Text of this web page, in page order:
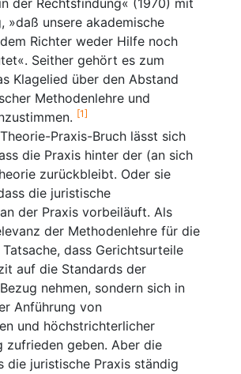
der Rechtsfindung« (1970) mit
»daß unsere akademische
Richter weder Hilfe noch
Seither gehört es zum
Klagelied über den Abstand
Methodenlehre und
[1]
Praxis-Bruch lässt sich
die Praxis hinter der (an sich
zurückbleibt. Oder sie
die juristische
der Praxis vorbeiläuft. Als
der Methodenlehre für die
dass Gerichtsurteile
auf die Standards der
nehmen, sondern sich in
Anführung von
und höchstrichterlicher
zufrieden geben. Aber die
die juristische Praxis ständig